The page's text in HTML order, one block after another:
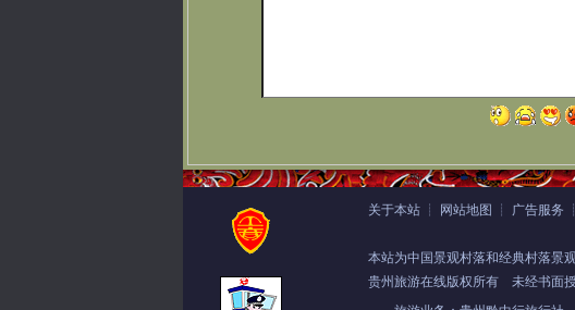
关于本站 ┊ 网站地图 ┊ 广告服务 ┊
本站为中国景观村落和经典村落景
贵州旅游在线版权所有 未经书面